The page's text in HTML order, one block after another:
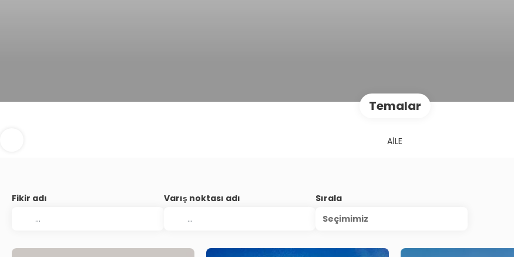
Temalar
AİLE
Fikir adı Varış noktası adı
Sırala
Seçimimiz